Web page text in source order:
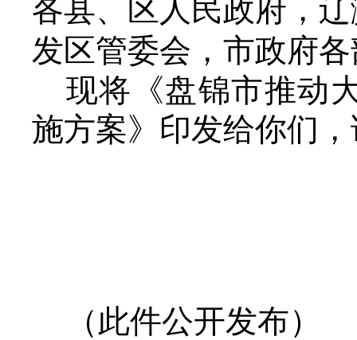
各县、区人民政府，
发区管委会，市政府
现将《盘锦市推动
施方案》印发给你们
（此件公开发布）